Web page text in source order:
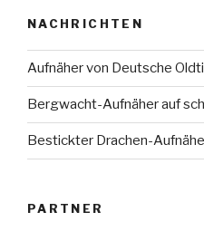
NACHRICHTEN
Aufnäher von Deutsche
Bergwacht-Aufnäher auf
Bestickter Drachen-
PARTNER